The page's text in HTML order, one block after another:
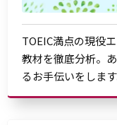
TOEIC満点の現役
教材を徹底分析。
るお手伝いをします